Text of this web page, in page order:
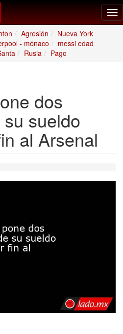
Agresión
Nueva York
- mónaco
messi edad
Rusia Pago
dos
sueldo
al Arsenal